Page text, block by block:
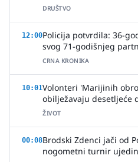
DRUŠTVO
12:00Policija potvrdila: 36-
svog 71-godišnjeg
CRNA KRONIKA
10:01Volonteri 'Marijinih
obilježavaju desetljeće
ŽIVOT
00:08Brodski Zdenci jači od
nogometni turnir